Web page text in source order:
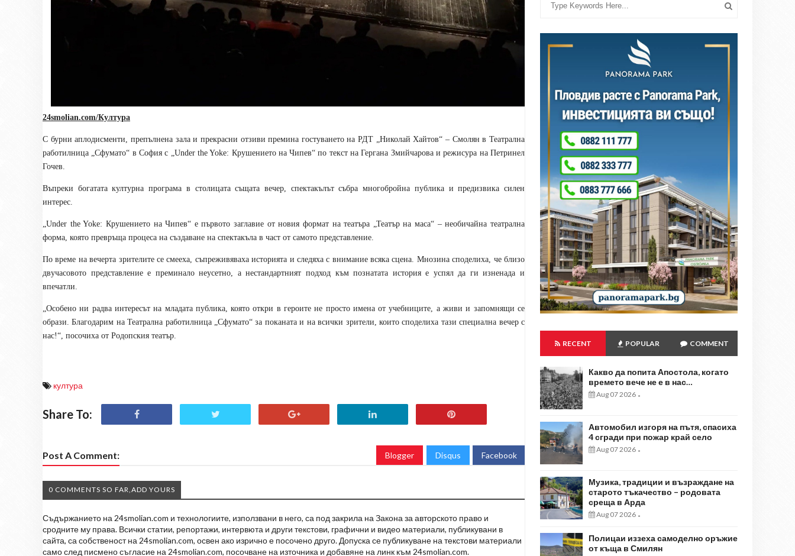
24smolian.com/Култура
С бурни аплодисменти, препълнена зала и прекрасни отзиви премина гостуването на РДТ „Николай Хайтов“ – Смолян в Театрална
работилница „Сфумато“ в София с „Under the Yoke: Крушението на Чипев“ по текст на Гергана Змийчарова и режисура на Петринел
Гочев.
Въпреки богатата културна програма в столицата същата вечер, спектакълът събра многобройна публика и предизвика силен
интерес.
„Under the Yoke: Крушението на Чипев“ е първото заглавие от новия формат на театъра „Театър на маса“ – необичайна театрална
форма, която превръща процеса на създаване на спектакъла в част от самото представление.
По време на вечерта зрителите се смееха, съпреживяваха историята и следяха с внимание всяка сцена. Мнозина споделиха, че близо
двучасовото представление е преминало неусетно, а нестандартният подход към познатата история е успял да ги изненада и
впечатли.
„Особено ни радва интересът на младата публика, която откри в героите не просто имена от учебниците, а живи и запомнящи се
образи. Благодарим на Театрална работилница „Сфумато“ за поканата и на всички зрители, които споделиха тази специална вечер с
нас!“, посочиха от Родопския театър.
култура
Share To:
Post A Comment: Blogger Disqus Facebook
0 COMMENTS SO FAR,ADD YOURS
Съдържанието на 24smolian.com и технологиите, използвани в него, са под закрила на Закона за авторското право и
сродните му права. Всички статии, репортажи, интервюта и други текстови, графични и видео материали, публикувани в
сайта, са собственост на 24smolian.com, освен ако изрично е посочено друго. Допуска се публикуване на текстови материали
само след писмено съгласие на 24smolian.com, посочване на източника и добавяне на линк към 24smolian.com.
RECENT POPULAR COMMENT
Какво да попита Апостола, когато
времето вече не е в нас…
Aug 07 2026 -
Автомобил изгоря на пътя, спасиха
4 сгради при пожар край село
Aug 07 2026 -
Музика, традиции и възраждане на
старото тъкачество – родовата
среща в Арда
Aug 07 2026 -
Полицаи иззеха самоделно оръжие
от къща в Смилян